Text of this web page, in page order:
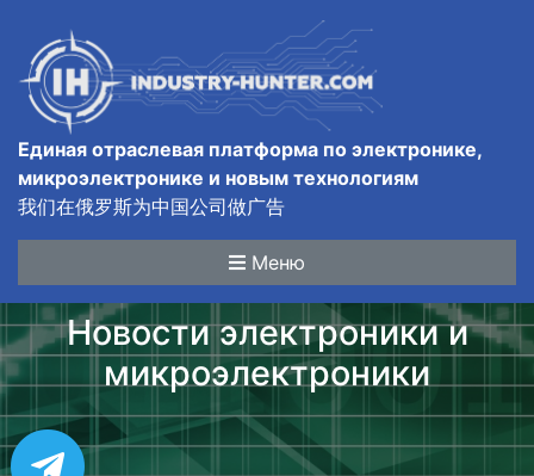
Единая отраслевая платформа по электронике,
микроэлектронике и новым технологиям
我们在俄罗斯为中国公司做广告
Меню
Новости электроники и
микроэлектроники